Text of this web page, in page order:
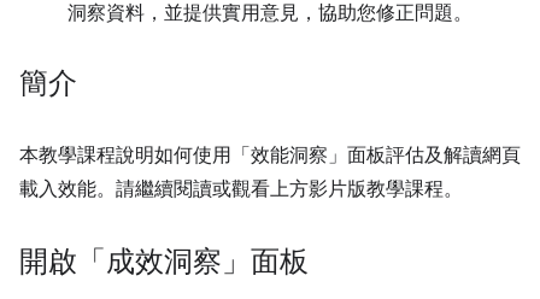
洞察資料，並提供實用意見，協助您修正問題。
簡介
本教學課程說明如何使用「效能洞察」 面板評估及解讀網頁
載入效能。請繼續閱讀或觀看上方影片版教學課程。
開啟「成效洞察」面板